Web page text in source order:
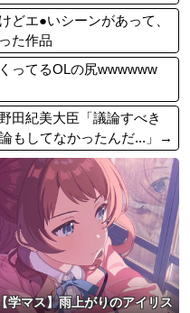
どエ●いシーンがあって、
た作品
ってるOLの尻wwwwww
田紀美大臣「議論すべき
もしてなかったんだ...」→
状況です」めちゃくちゃ
学マス】雨上がりのアイリス